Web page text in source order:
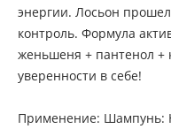
энергии. Лосьон
контроль. Формула
женьшеня + пантенол +
уверенности в себе!
Применение: Шампунь: